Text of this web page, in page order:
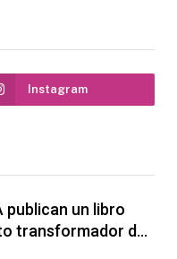
Instagram
publican un libro
transformador de